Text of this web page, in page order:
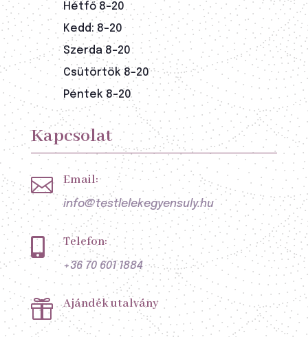
Hétfő 8-20
Kedd: 8-20
Szerda 8-20
Csütörtök 8-20
Péntek 8-20
Kapcsolat
 Email:
info@testlelekegyensuly.hu
 Telefon:
+36 70 601 1884
 Ajándék utalvány